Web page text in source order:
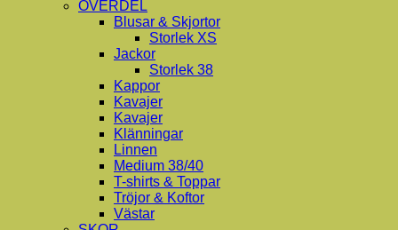
ÖVERDEL
Blusar & Skjortor
Storlek XS
Jackor
Storlek 38
Kappor
Kavajer
Kavajer
Klänningar
Linnen
Medium 38/40
T-shirts & Toppar
Tröjor & Koftor
Västar